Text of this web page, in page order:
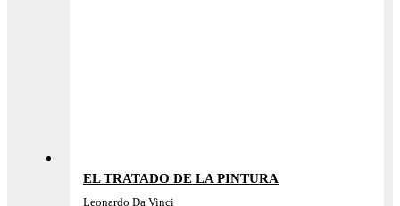
EL TRATADO DE LA PINTURA
Leonardo Da Vinci